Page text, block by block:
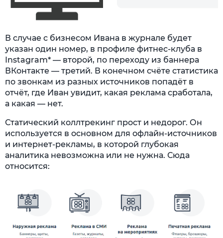
В случае с бизнесом Ивана в журнале будет
указан один номер, в профиле фитнес-клуба в
Instagram* — второй, по переходу из баннера
ВКонтакте — третий. В конечном счёте статистика
по звонкам из разных источников попадёт в
отчёт, где Иван увидит, какая реклама сработала,
а какая — нет.
Статический коллтрекинг прост и недорог. Он
используется в основном для офлайн-источников
и интернет-рекламы, в которой глубокая
аналитика невозможна или не нужна. Сюда
относится: